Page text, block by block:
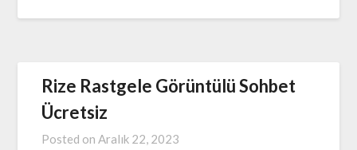
Rize Rastgele Görüntülü Sohbet
Ücretsiz
Posted onAralık 22, 2023